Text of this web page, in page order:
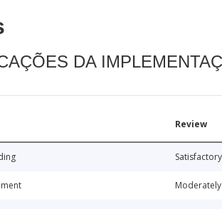
DA
Review
Satisfactory